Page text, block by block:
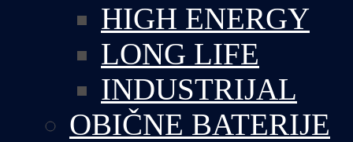
HIGH ENERGY
LONG LIFE
INDUSTRIJAL
OBIČNE BATERIJE